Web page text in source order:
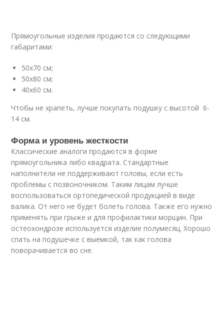
Прямоугольные изделия продаются со следующими
габаритами:
50х70 см;
50х80 см;
40х60 см.
Чтобы не храпеть, лучше покупать подушку с высотой 6-
14 см.
Форма и уровень жесткости
Классические аналоги продаются в форме
прямоугольника либо квадрата. Стандартные
наполнители не поддерживают головы, если есть
проблемы с позвоночником. Таким лицам лучше
воспользоваться ортопедической продукцией в виде
валика. От него не будет болеть голова. Также его нужно
применять при грыже и для профилактики морщин. При
остеохондрозе используется изделие полумесяц. Хорошо
спать на подушечке с выемкой, так как голова
поворачивается во сне.